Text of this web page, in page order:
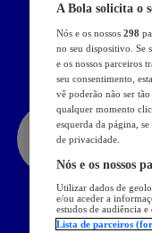
A Bola solicita o
Nós e os nossos 298
no seu dispositivo. Se
e os nossos parceiros
seu consentimento,
vê poderão não ser
qualquer momento
esquerda da página,
de privacidade.
Nós e os nossos
Utilizar dados de
e/ou aceder a
estudos de audiência
Lista de parceiros